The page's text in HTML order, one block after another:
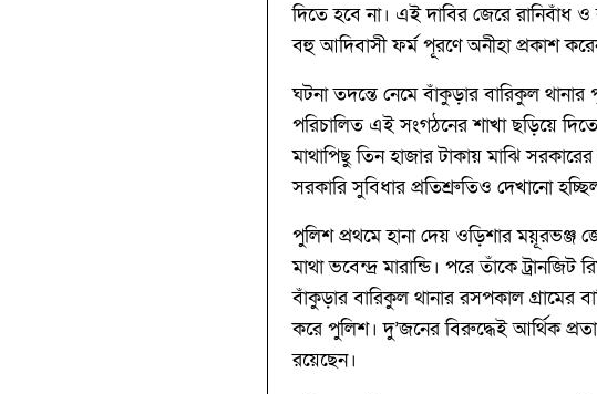
দিতে হবে না। এই দাবির জেরে রানিবাঁধ
বহু আদিবাসী ফর্ম পূরণে অনীহা প্রকাশ
ঘটনা তদন্তে নেমে বাঁকুড়ার বারিকুল
পরিচালিত এই সংগঠনের শাখা ছড়িয়ে
মাথাপিছু তিন হাজার টাকায় মাঝি
সরকারি সুবিধার প্রতিশ্রুতিও দেখানো
পুলিশ প্রথমে হানা দেয় ওড়িশার ময়ূরভঞ্জ
মাথা ভবেন্দ্র মারান্ডি। পরে তাঁকে
বাঁকুড়ার বারিকুল থানার রসপকাল গ্রামের
করে পুলিশ। দু’জনের বিরুদ্ধেই আর্থিক
রয়েছেন।